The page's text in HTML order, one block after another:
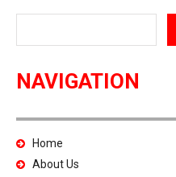
NAVIGATION
Home
About Us